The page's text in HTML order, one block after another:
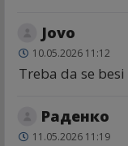
Jovo
10.05.2026 11:12
Treba da se
Раденко
11.05.2026 11:19